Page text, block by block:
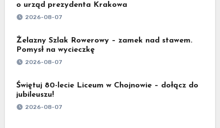
o urząd prezydenta Krakowa
2026-08-07
Żelazny Szlak Rowerowy – zamek nad stawem.
Pomysł na wycieczkę
2026-08-07
Świętuj 80-lecie Liceum w Chojnowie – dołącz do
jubileuszu!
2026-08-07